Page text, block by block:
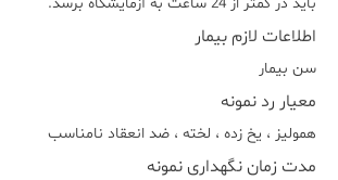
اطلاعات لازم بیمار
سن بیمار
معیار رد نمونه
هموليز ، يخ زده ، لخته ، ضد انعقاد نامناسب
مدت زمان نگهداری نمونه